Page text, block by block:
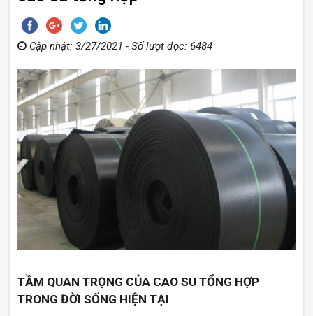
t
i
n
Cập nhật: 3/27/2021 - Số lượt đọc: 6484
TẦM QUAN TRỌNG CỦA CAO SU TỔNG HỢP
TRONG ĐỜI SỐNG HIỆN TẠI